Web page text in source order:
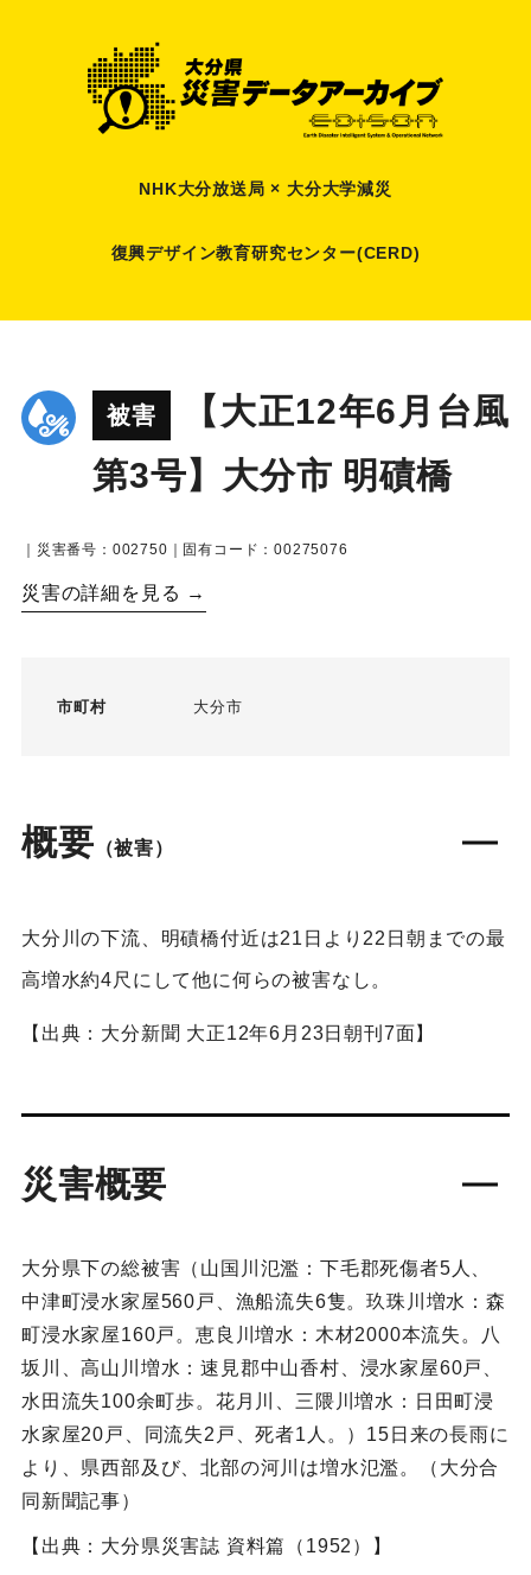
NHK大分放送局 × 大分大学減災
復興デザイン教育研究センター(CERD)
被害
【大正12年6月台風
第3号】大分市 明磧橋
｜災害番号：002750｜固有コード：00275076
災害の詳細を見る →
市町村 大分市
概要 （被害）
大分川の下流、明磧橋付近は21日より22日朝までの最
高増水約4尺にして他に何らの被害なし。
【出典：大分新聞 大正12年6月23日朝刊7面】
災害概要
大分県下の総被害（山国川氾濫：下毛郡死傷者5人、
中津町浸水家屋560戸、漁船流失6隻。玖珠川増水：森
町浸水家屋160戸。恵良川増水：木材2000本流失。八
坂川、高山川増水：速見郡中山香村、浸水家屋60戸、
水田流失100余町歩。花月川、三隈川増水：日田町浸
水家屋20戸、同流失2戸、死者1人。）15日来の長雨に
より、県西部及び、北部の河川は増水氾濫。（大分合
同新聞記事）
【出典：大分県災害誌 資料篇（1952）】